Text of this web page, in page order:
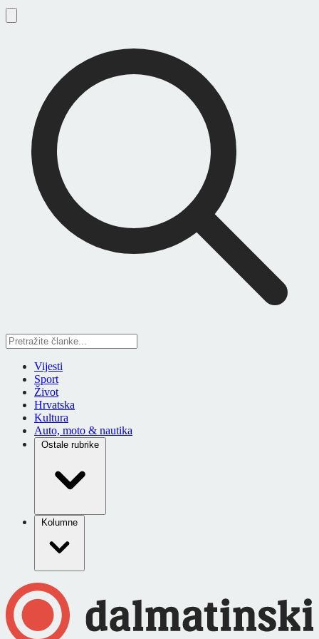
Vijesti
Sport
Život
Hrvatska
Kultura
Auto, moto & nautika
Ostale rubrike
Kolumne